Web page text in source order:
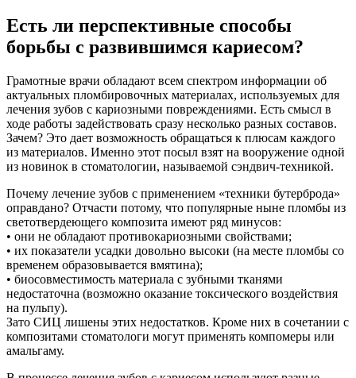
Есть ли перспективные способы
борьбы с развившимся кариесом?
Грамотные врачи обладают всем спектром информации об
актуальных пломбировочных материалах, используемых для
лечения зубов с кариозными повреждениями. Есть смысл в
ходе работы задействовать сразу несколько разных составов.
Зачем? Это дает возможность обращаться к плюсам каждого
из материалов. Именно этот посыл взят на вооружение одной
из новинок в стоматологии, называемой сэндвич-техникой.
Почему лечение зубов с применением «техники бутерброда»
оправдано? Отчасти потому, что популярные ныне пломбы из
светотвердеющего композита имеют ряд минусов:
• они не обладают противокариозными свойствами;
• их показатели усадки довольно высоки (на месте пломбы со
временем образовывается вмятина);
• биосовместимость материала с зубными тканями
недостаточна (возможно оказание токсического воздействия
на пульпу).
Зато СИЦ лишены этих недостатков. Кроме них в сочетании с
композитами стоматологи могут применять компомеры или
амальгаму.